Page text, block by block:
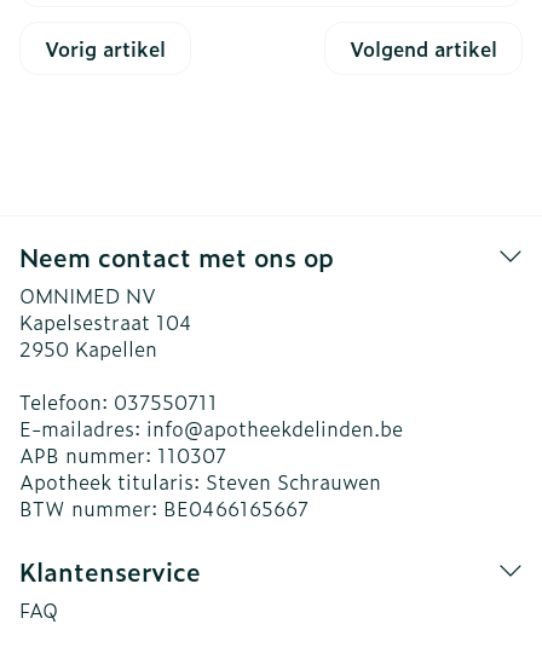
Vorig artikel Volgend artikel
Neem contact met ons op
OMNIMED NV
Kapelsestraat 104
2950 Kapellen
Telefoon: 037550711
E-mailadres: info@apotheekdelinden.be
APB nummer: 110307
Apotheek titularis: Steven Schrauwen
BTW nummer: BE0466165667
Klantenservice
FAQ